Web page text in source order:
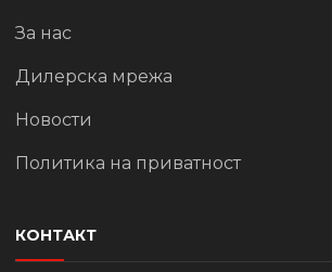
За нас
Дилерска мрежа
Новости
Политика на приватност
КОНТАКТ